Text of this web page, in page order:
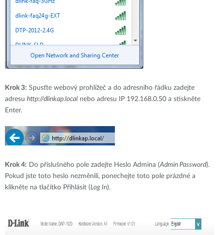
Krok 3: Spusťte webový prohlížeč a do adresního řádku zadejte
adresu http://dlinkap.local nebo adresu IP 192.168.0.50 a stiskněte
Enter.
Krok 4: Do příslušného pole zadejte Heslo Admina (Admin Password).
Pokud jste toto heslo nezměnili, ponechejte toto pole prázdné a
klikněte na tlačítko Přihlásit (Log In).